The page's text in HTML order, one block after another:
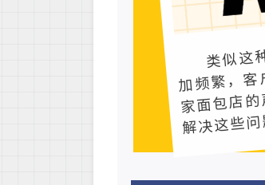
类似
加频繁，
家面包店
解决这些问